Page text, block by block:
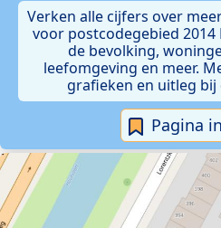
Verken alle cijfers over
voor postcodegebied 2014
de bevolking,
leefomgeving en meer.
grafieken en uitleg
Pagina